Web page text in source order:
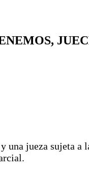
jueza sujeta a